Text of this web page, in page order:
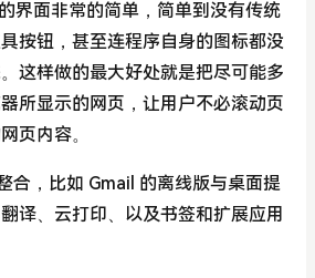
界面非常的简单，简单到没有传统
按钮，甚至连程序自身的图标都没
这样做的最大好处就是把尽可能多
所显示的网页，让用户不必滚动页
页内容。
合，比如 Gmail 的离线版与桌面提
译、云打印、以及书签和扩展应用